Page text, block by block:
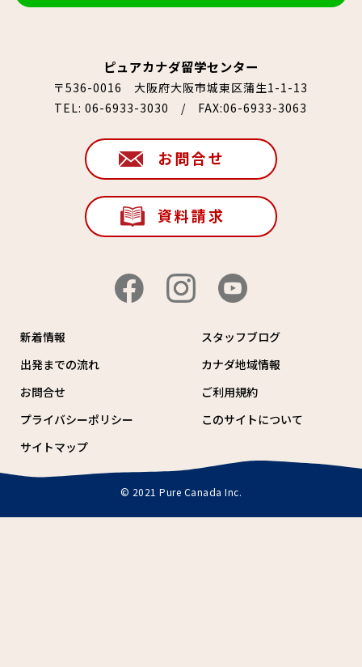
ピュアカナダ留学センター
〒536-0016 大阪府大阪市城東区蒲生1-1-13
TEL:06-6933-3030 / FAX:06-6933-3063
お問合せ
資料請求
新着情報
スタッフブログ
出発までの流れ
カナダ地域情報
お問合せ
ご利用規約
プライバシーポリシー
このサイトについて
サイトマップ
© 2021 Pure Canada Inc.